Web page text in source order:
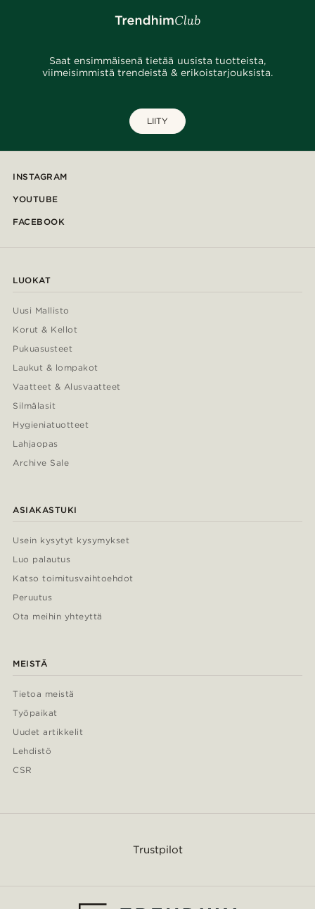
Saat ensimmäisenä tietää uusista tuotteista,
viimeisimmistä trendeistä & erikoistarjouksista.
LIITY
INSTAGRAM
YOUTUBE
FACEBOOK
LUOKAT
Uusi Mallisto
Korut & Kellot
Pukuasusteet
Laukut & lompakot
Vaatteet & Alusvaatteet
Silmälasit
Hygieniatuotteet
Lahjaopas
Archive Sale
ASIAKASTUKI
Usein kysytyt kysymykset
Luo palautus
Katso toimitusvaihtoehdot
Peruutus
Ota meihin yhteyttä
MEISTÄ
Tietoa meistä
Työpaikat
Uudet artikkelit
Lehdistö
CSR
Trustpilot